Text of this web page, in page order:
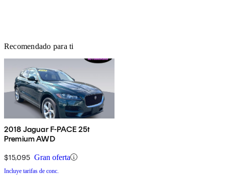
Recomendado para ti
2018 Jaguar F-PACE 25t
Premium AWD
$15,095 Gran oferta
Incluye tarifas de conc.